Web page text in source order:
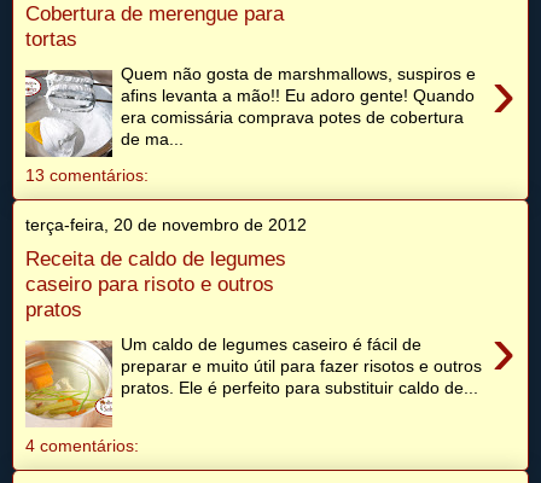
Cobertura de merengue para
tortas
›
Quem não gosta de marshmallows, suspiros e
afins levanta a mão!! Eu adoro gente! Quando
era comissária comprava potes de cobertura
de ma...
13 comentários:
terça-feira, 20 de novembro de 2012
Receita de caldo de legumes
caseiro para risoto e outros
pratos
›
Um caldo de legumes caseiro é fácil de
preparar e muito útil para fazer risotos e outros
pratos. Ele é perfeito para substituir caldo de...
4 comentários: